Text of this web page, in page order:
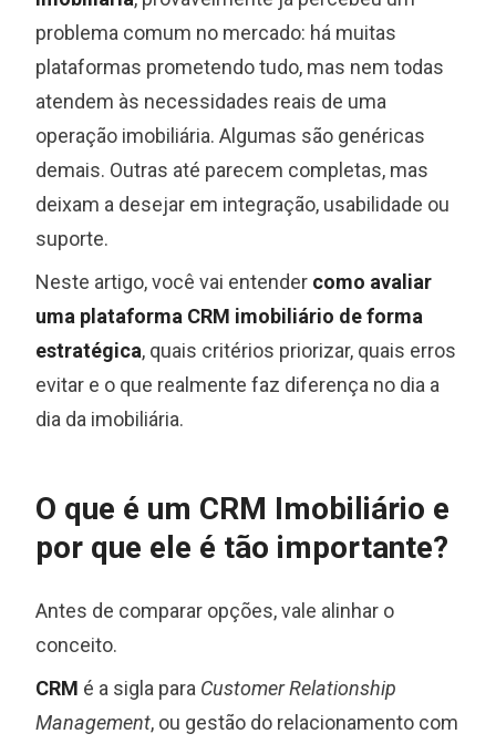
problema comum no mercado: há muitas
plataformas prometendo tudo, mas nem todas
atendem às necessidades reais de uma
operação imobiliária. Algumas são genéricas
demais. Outras até parecem completas, mas
deixam a desejar em integração, usabilidade ou
suporte.
Neste artigo, você vai entender como avaliar
uma plataforma CRM imobiliário de forma
estratégica, quais critérios priorizar, quais erros
evitar e o que realmente faz diferença no dia a
dia da imobiliária.
O que é um CRM Imobiliário e
por que ele é tão importante?
Antes de comparar opções, vale alinhar o
conceito.
CRM é a sigla para Customer Relationship
Management, ou gestão do relacionamento com